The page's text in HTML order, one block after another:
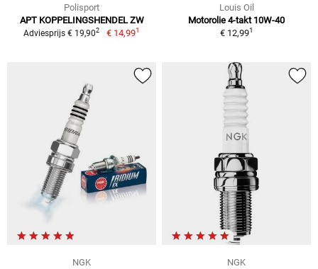
Polisport
APT KOPPELINGSHENDEL ZW
Adviesprijs € 19,902 € 14,991
Louis Oil
Motorolie 4-takt 10W-40
€ 12,991
NGK
NGK